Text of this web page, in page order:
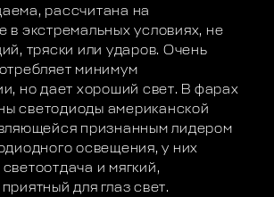
рассчитана на
в экстремальных условиях, не
тряски или ударов. Очень
минимум
но дает хороший свет. В фарах
светодиоды американской
признанным лидером
освещения, у них
и мягкий,
для глаз свет.